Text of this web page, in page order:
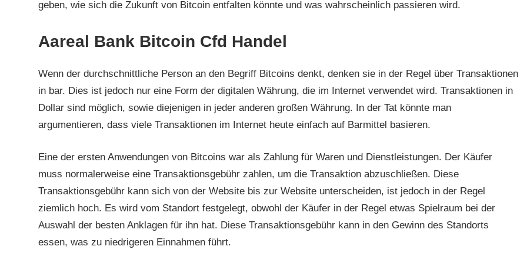
geben, wie sich die Zukunft von Bitcoin entfalten könnte und was wahrscheinlich passieren wird.
Aareal Bank Bitcoin Cfd Handel
Wenn der durchschnittliche Person an den Begriff Bitcoins denkt, denken sie in der Regel über Transaktionen
in bar. Dies ist jedoch nur eine Form der digitalen Währung, die im Internet verwendet wird. Transaktionen in
Dollar sind möglich, sowie diejenigen in jeder anderen großen Währung. In der Tat könnte man
argumentieren, dass viele Transaktionen im Internet heute einfach auf Barmittel basieren.
Eine der ersten Anwendungen von Bitcoins war als Zahlung für Waren und Dienstleistungen. Der Käufer
muss normalerweise eine Transaktionsgebühr zahlen, um die Transaktion abzuschließen. Diese
Transaktionsgebühr kann sich von der Website bis zur Website unterscheiden, ist jedoch in der Regel
ziemlich hoch. Es wird vom Standort festgelegt, obwohl der Käufer in der Regel etwas Spielraum bei der
Auswahl der besten Anklagen für ihn hat. Diese Transaktionsgebühr kann in den Gewinn des Standorts
essen, was zu niedrigeren Einnahmen führt.